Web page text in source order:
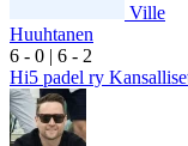
Ville
Huuhtanen
6 - 0 | 6 - 2
Hi5 padel ry